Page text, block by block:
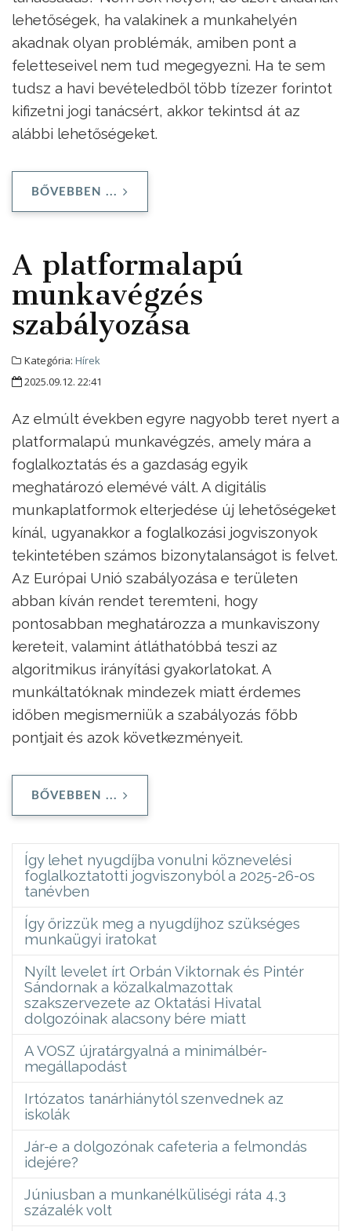
lehetőségek, ha valakinek a munkahelyén
akadnak olyan problémák, amiben pont a
feletteseivel nem tud megegyezni. Ha te sem
tudsz a havi bevételedből több tízezer forintot
kifizetni jogi tanácsért, akkor tekintsd át az
alábbi lehetőségeket.
BŐVEBBEN ...
A platformalapú
munkavégzés
szabályozása
Kategória: Hírek
2025.09.12. 22:41
Az elmúlt években egyre nagyobb teret nyert a
platformalapú munkavégzés, amely mára a
foglalkoztatás és a gazdaság egyik
meghatározó elemévé vált. A digitális
munkaplatformok elterjedése új lehetőségeket
kínál, ugyanakkor a foglalkozási jogviszonyok
tekintetében számos bizonytalanságot is felvet.
Az Európai Unió szabályozása e területen
abban kíván rendet teremteni, hogy
pontosabban meghatározza a munkaviszony
kereteit, valamint átláthatóbbá teszi az
algoritmikus irányítási gyakorlatokat. A
munkáltatóknak mindezek miatt érdemes
időben megismerniük a szabályozás főbb
pontjait és azok következményeit.
BŐVEBBEN ...
Így lehet nyugdíjba vonulni köznevelési
foglalkoztatotti jogviszonyból a 2025-26-os
tanévben
Így őrizzük meg a nyugdíjhoz szükséges
munkaügyi iratokat
Nyílt levelet írt Orbán Viktornak és Pintér
Sándornak a közalkalmazottak
szakszervezete az Oktatási Hivatal
dolgozóinak alacsony bére miatt
A VOSZ újratárgyalná a minimálbér-
megállapodást
Irtózatos tanárhiánytól szenvednek az
iskolák
Jár-e a dolgozónak cafeteria a felmondás
idejére?
Júniusban a munkanélküliségi ráta 4,3
százalék volt